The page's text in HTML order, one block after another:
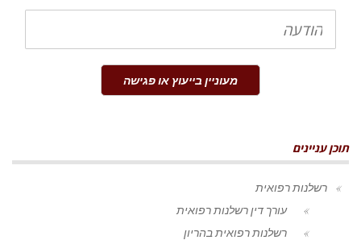
הודעה
מעוניין בייעוץ או פגישה
תוכן עניינים
רשלנות רפואית
עורך דין רשלנות רפואית
רשלנות רפואית בהריון